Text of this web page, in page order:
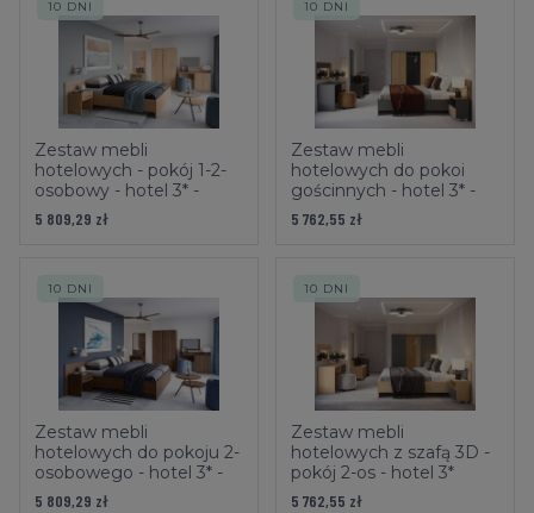
Zestaw mebli
hotelowych - pokój 1-2-
osobowy - hotel 3* -
LUNA
5 809,29 zł
10 DNI
Zestaw mebli
hotelowych do pokoi
gościnnych - hotel 3* -
DREAM
5 762,55 zł
10 DNI
Zestaw mebli
hotelowych do pokoju 2-
osobowego - hotel 3* -
LUNA
5 809,29 zł
10 DNI
Zestaw mebli
hotelowych z szafą 3D -
pokój 2-os - hotel 3*
5 762,55 zł
10 DNI